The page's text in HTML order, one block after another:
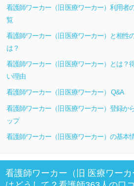
看護師ワーカー（旧 医療ワーカー）利用者
覧
看護師ワーカー（旧 医療ワーカー）と相性
は？
看護師ワーカー（旧 医療ワーカー）とは？
い理由
看護師ワーカー（旧 医療ワーカー） Q&A
看護師ワーカー（旧 医療ワーカー）登録か
ップ
看護師ワーカー（旧 医療ワーカー）の基本
看護師ワーカー（旧 医療ワー